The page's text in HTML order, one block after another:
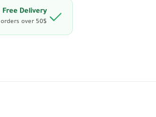
Free Delivery
orders over 50$